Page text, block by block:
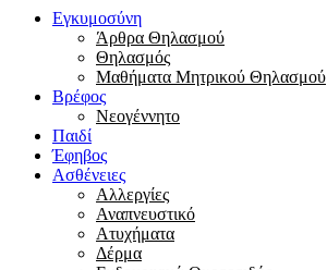
Εγκυμοσύνη
Άρθρα Θηλασμού
Θηλασμός
Μαθήματα Μητρικού Θηλασμού
Βρέφος
Νεογέννητο
Παιδί
Έφηβος
Ασθένειες
Αλλεργίες
Αναπνευστικό
Ατυχήματα
Δέρμα